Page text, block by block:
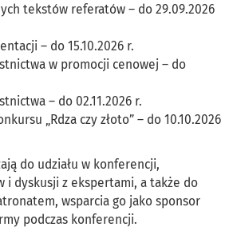
tekstów referatów – do 29.09.2026
– do 15.10.2026 r.
w promocji cenowej – do
– do 02.11.2026 r.
„Rdza czy złoto” – do 10.10.2026
do udziału w konferencji,
i dyskusji z ekspertami, a także do
wsparcia go jako sponsor
podczas konferencji.